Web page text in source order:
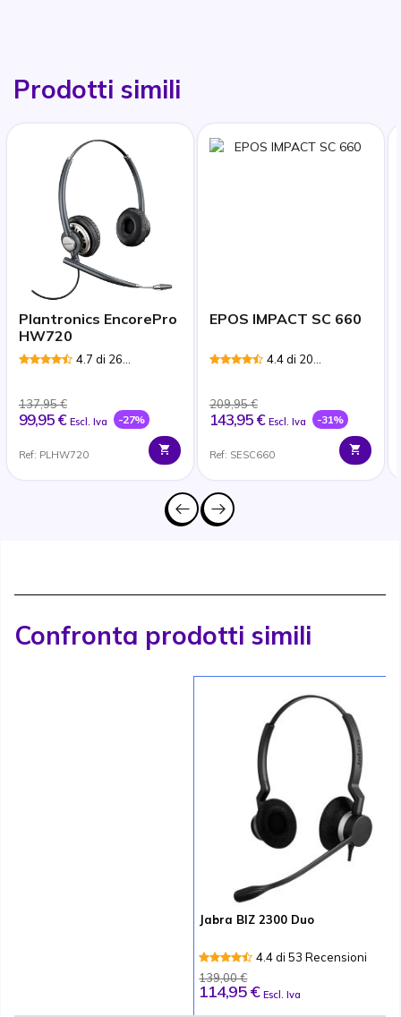
Prodotti simili
Plantronics EncorePro
HW720
4.7 di 26
137,95 €
99,95 € Escl. Iva -27%
Ref: PLHW720
EPOS IMPACT SC 660
4.4 di 20
209,95 €
143,95 € Escl. Iva -31%
Ref: SESC660
Confronta prodotti simili
Jabra BIZ 2300 Duo
4.4 di 53 Recensioni
139,00 €
114,95 € Escl. Iva